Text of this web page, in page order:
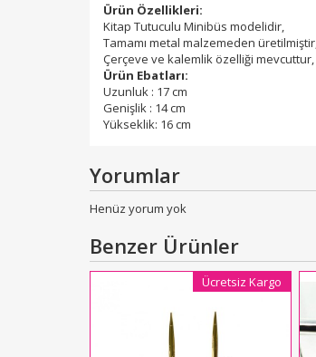
Ürün Özellikleri:
Kitap Tutuculu Minibüs modelidir,
Tamamı metal malzemeden üretilmiştir,
Çerçeve ve kalemlik özelliği mevcuttur,
Ürün Ebatları:
Uzunluk : 17 cm
Genişlik : 14 cm
Yükseklik: 16 cm
Yorumlar
Henüz yorum yok
Benzer Ürünler
Ücretsiz Kargo